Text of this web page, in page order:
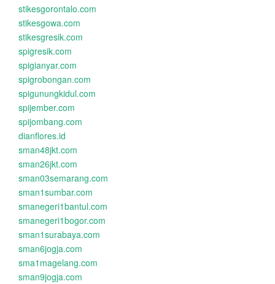
stikesgorontalo.com
stikesgowa.com
stikesgresik.com
spigresik.com
spigianyar.com
spigrobongan.com
spigunungkidul.com
spijember.com
spijombang.com
dianflores.id
sman48jkt.com
sman26jkt.com
sman03semarang.com
sman1sumbar.com
smanegeri1bantul.com
smanegeri1bogor.com
sman1surabaya.com
sman6jogja.com
sma1magelang.com
sman9jogja.com